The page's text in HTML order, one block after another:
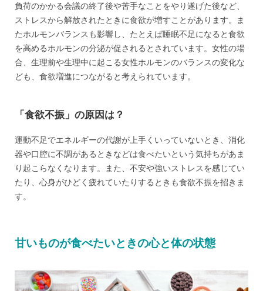
負荷のかかる会議の終了後や苦手なことをやり遂げた後など、
ストレスから解放されたときに食欲が増すことがあります。ま
たホルモンバランスも影響し、たとえば睡眠不足になると食欲
を高めるホルモンの分泌が促されるとされています。女性の場
合、生理前や生理中に起こる女性ホルモンのバランスの変化な
ども、食欲増進につながると考えられています。
「食欲不振」の原因は？
運動不足でエネルギーの代謝が上手くいっていないとき、消化
器や口腔に不調があるときなどは食べたいという気持ちがあま
り起こらなくなります。また、不安や強いストレスを感じてい
たり、心身がひどく疲れていたりするときも食欲不振を招きま
す。
甘いものが食べたいときの心と体の状態